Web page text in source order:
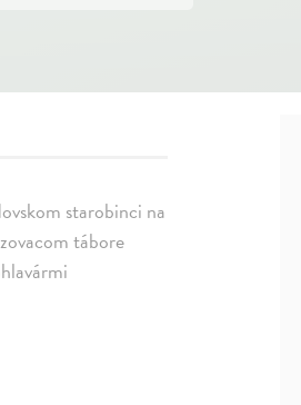
starobinci na
tábore